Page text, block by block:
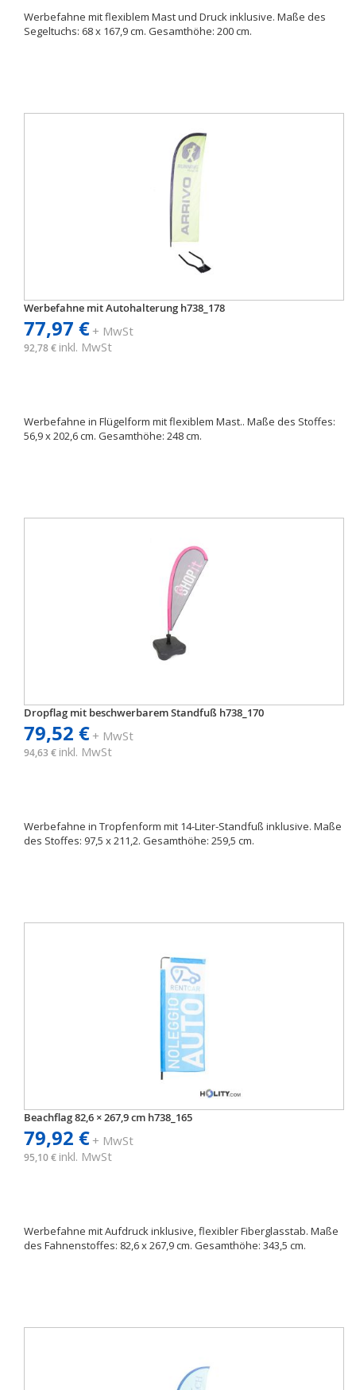
Werbefahne mit flexiblem Mast und Druck inklusive. Maße des
Segeltuchs: 68 x 167,9 cm. Gesamthöhe: 200 cm.
Werbefahne mit Autohalterung h738_178
77,97 €+ MwSt
92,78 € inkl. MwSt
Werbefahne in Flügelform mit flexiblem Mast.. Maße des Stoffes:
56,9 x 202,6 cm. Gesamthöhe: 248 cm.
Dropflag mit beschwerbarem Standfuß h738_170
79,52 €+ MwSt
94,63 € inkl. MwSt
Werbefahne in Tropfenform mit 14-Liter-Standfuß inklusive. Maße
des Stoffes: 97,5 x 211,2. Gesamthöhe: 259,5 cm.
Beachflag 82,6 × 267,9 cm h738_165
79,92 €+ MwSt
95,10 € inkl. MwSt
Werbefahne mit Aufdruck inklusive, flexibler Fiberglasstab. Maße
des Fahnenstoffes: 82,6 x 267,9 cm. Gesamthöhe: 343,5 cm.